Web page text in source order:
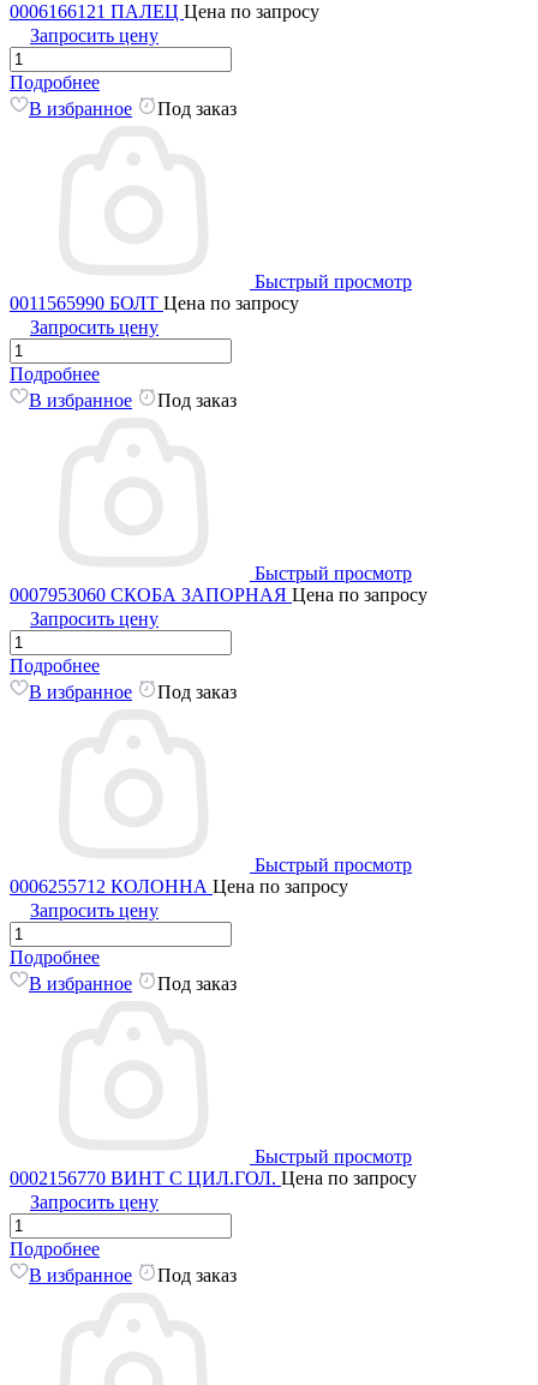
0006166121 ПАЛЕЦ Цена по запросу
Запросить цену
Подробнее
В избранное
Под заказ
Быстрый просмотр
0011565990 БОЛТ Цена по запросу
Запросить цену
Подробнее
В избранное
Под заказ
Быстрый просмотр
0007953060 СКОБА ЗАПОРНАЯ Цена по запросу
Запросить цену
Подробнее
В избранное
Под заказ
Быстрый просмотр
0006255712 КОЛОННА Цена по запросу
Запросить цену
Подробнее
В избранное
Под заказ
Быстрый просмотр
0002156770 ВИНТ С ЦИЛ.ГОЛ. Цена по запросу
Запросить цену
Подробнее
В избранное
Под заказ